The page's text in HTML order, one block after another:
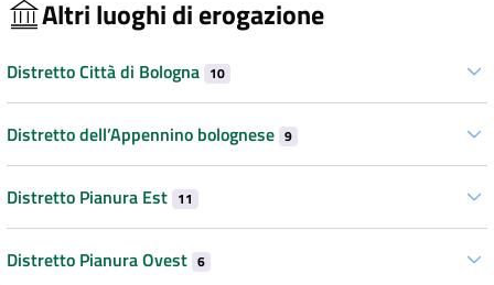
Altri luoghi di erogazione
Distretto Città di Bologna 10
Distretto dell’Appennino bolognese 9
Distretto Pianura Est 11
Distretto Pianura Ovest 6